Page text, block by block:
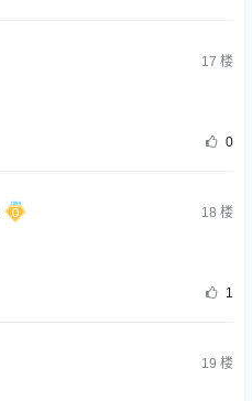
17 楼
0
18 楼
1
19 楼